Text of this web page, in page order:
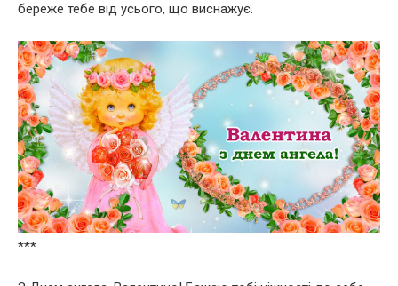
береже тебе від усього, що виснажує.
***